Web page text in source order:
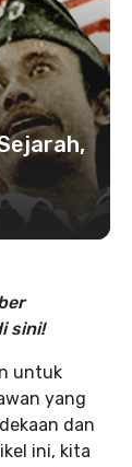
sini!
untuk
yang
dan
ini, kita